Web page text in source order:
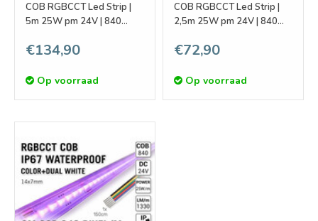
COB RGBCCT Led Strip |
5m 25W pm 24V | 840
€134,90
Op voorraad
COB RGBCCT Led Strip |
2,5m 25W pm 24V | 840
€72,90
Op voorraad